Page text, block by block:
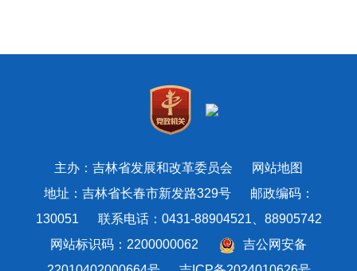
主办：吉林省发展和改革委员会
网站地图
地址：吉林省长春市新发路329号 邮政编码：
130051 联系电话：0431-88904521、88905742
网站标识码：2200000062
吉公网安备